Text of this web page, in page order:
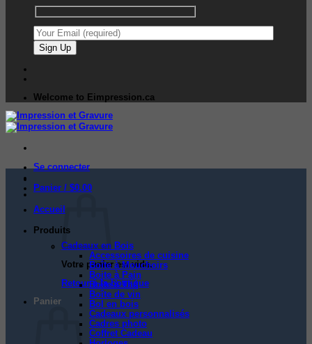
Welcome to Eimpression.ca
Se connecter
Panier / $0.00
Votre panier est vide.
Retour à la boutique
Panier
Accueil
Produits
Cadeaux en Bois
Accessoires de cuisine
Boîte à Mouchoirs
Boite à Pain
Boîte à Thé
Boîte de vin
Bol en bois
Cadeaux personnalisés
Cadres photo
Coffret Cadeau